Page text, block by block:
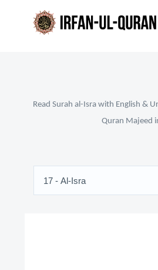
Read Surah al-Isra with English &
Quran Majeed